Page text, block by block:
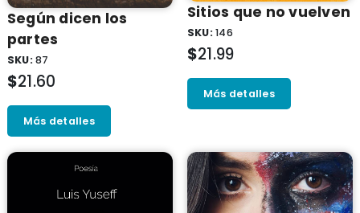
Según dicen los
partes
SKU:87
$21.60
Más detalles
Sitios que no vuelven
SKU:146
$21.99
Más detalles